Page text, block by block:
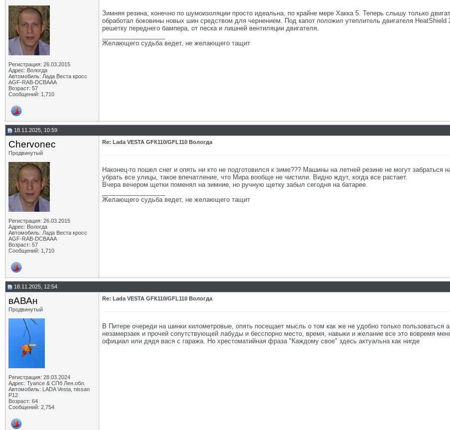
Регистрация: 26.03.2015
Адрес: Вологда
Автомобиль: Лада Веста кросс
AGF-RAB-DCBAAA
Возраст: 57
Сообщений: 1,710
Зимняя резина, конечно по шумоизоляции просто идеальна, по крайне мере Хакка 5. Теперь слышу только
обработал боковины новых шин средством для чернением. Под капот положил утеплитель двигателя
решетку переднего бампера, от песка и лишней вентиляции двигателя.
Желающего судьба ведет, не желающего тащит
18.11.2025, 10:59
Chervonec
Продвинутый
Регистрация: 26.03.2015
Адрес: Вологда
Автомобиль: Лада Веста кросс
AGF-RAB-DCBAAA
Возраст: 57
Сообщений: 1,710
Re: Lada VESTA GFК110/GFL110 Вологда
Наконец-то пошел снег и опять ни кто не подготовился к зиме??? Машины на летней резине не могут
убрать все улицы, такое впечатление, что Мира вообще не чистили. Видно ждут, когда все растает.
Вчера вечером щетки поменял на зимние, но ручную щетку забыл сегодня на батарее.
Желающего судьба ведет, не желающего тащит
18.11.2025, 12:54
вАВАн
Продвинутый
Регистрация: 28.03.2024
Адрес: Туапсе & СПб Лен.обл.
Автомобиль: LADA Vesta, nissan
P12
Возраст: 64
Сообщений: 2,754
Re: Lada VESTA GFК110/GFL110 Вологда
В Питере очереди на шинки километровые, опять посещает мысль о том как же не удобно только пользоваться
незамерзаек и прочей сопутствующей лабуды и бесспорно место, время, навыки и желание все это вовремя
официал или дядя вася с гаража. Но хрестоматийная фраза "Каждому свое" здесь актуальна как нигде